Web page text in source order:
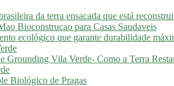
da terra ensacada que está
Bioconstrucao para Casas Saudaveis
ecológico que garante durabilidade
Grounding Vila Verde- Como a Terra
Biológico de Pragas